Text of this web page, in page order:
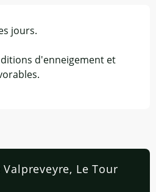
jours.
d'enneigement et
Le Tour